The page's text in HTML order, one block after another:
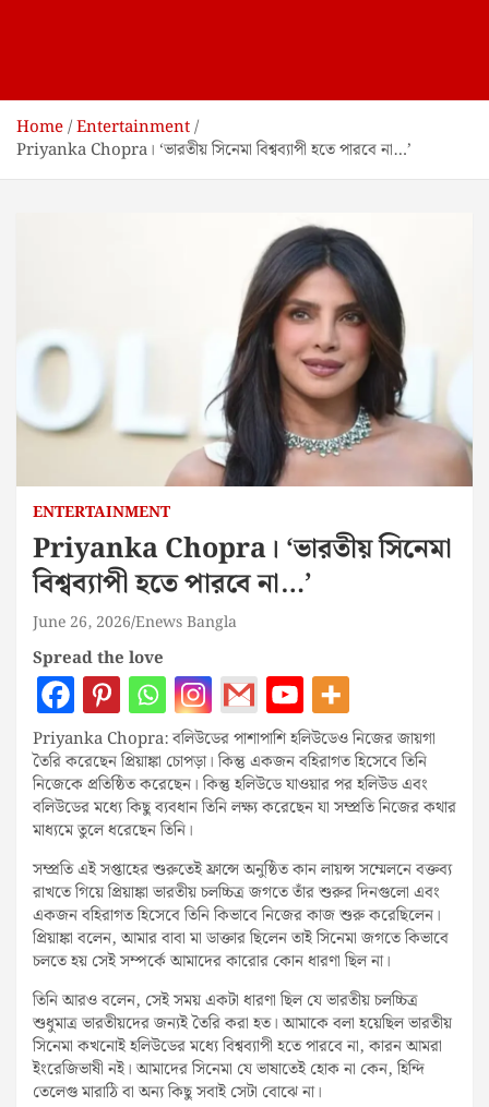
Home Entertainment
Priyanka Chopra। ‘ভারতীয় সিনেমা বিশ্বব্যাপী হতে পারবে না…’
ENTERTAINMENT
Priyanka Chopra। ‘ভারতীয় সিনেমা
বিশ্বব্যাপী হতে পারবে না…’
June 26, 2026 Enews Bangla
Spread the love
Priyanka Chopra: বলিউডের পাশাপাশি হলিউডেও নিজের জায়গা
তৈরি করেছেন প্রিয়াঙ্কা চোপড়া। কিন্তু একজন বহিরাগত হিসেবে তিনি
নিজেকে প্রতিষ্ঠিত করেছেন। কিন্তু হলিউডে যাওয়ার পর হলিউড এবং
বলিউডের মধ্যে কিছু ব্যবধান তিনি লক্ষ্য করেছেন যা সম্প্রতি নিজের কথার
মাধ্যমে তুলে ধরেছেন তিনি।
সম্প্রতি এই সপ্তাহের শুরুতেই ফ্রান্সে অনুষ্ঠিত কান লায়ন্স সম্মেলনে বক্তব্য
রাখতে গিয়ে প্রিয়াঙ্কা ভারতীয় চলচ্চিত্র জগতে তাঁর শুরুর দিনগুলো এবং
একজন বহিরাগত হিসেবে তিনি কিভাবে নিজের কাজ শুরু করেছিলেন।
প্রিয়াঙ্কা বলেন, আমার বাবা মা ডাক্তার ছিলেন তাই সিনেমা জগতে কিভাবে
চলতে হয় সেই সম্পর্কে আমাদের কারোর কোন ধারণা ছিল না।
তিনি আরও বলেন, সেই সময় একটা ধারণা ছিল যে ভারতীয় চলচ্চিত্র
শুধুমাত্র ভারতীয়দের জন্যই তৈরি করা হত। আমাকে বলা হয়েছিল ভারতীয়
সিনেমা কখনোই হলিউডের মধ্যে বিশ্বব্যাপী হতে পারবে না, কারন আমরা
ইংরেজিভাষী নই। আমাদের সিনেমা যে ভাষাতেই হোক না কেন, হিন্দি
তেলেগু মারাঠি বা অন্য কিছু সবাই সেটা বোঝে না।